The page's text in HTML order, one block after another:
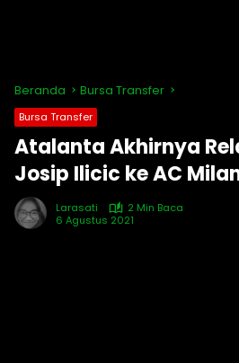
Beranda Bursa Transfer
Bursa Transfer
Atalanta Akhirnya
Josip Ilicic ke AC
Larasati
2 Min Baca
6 Agustus 2021